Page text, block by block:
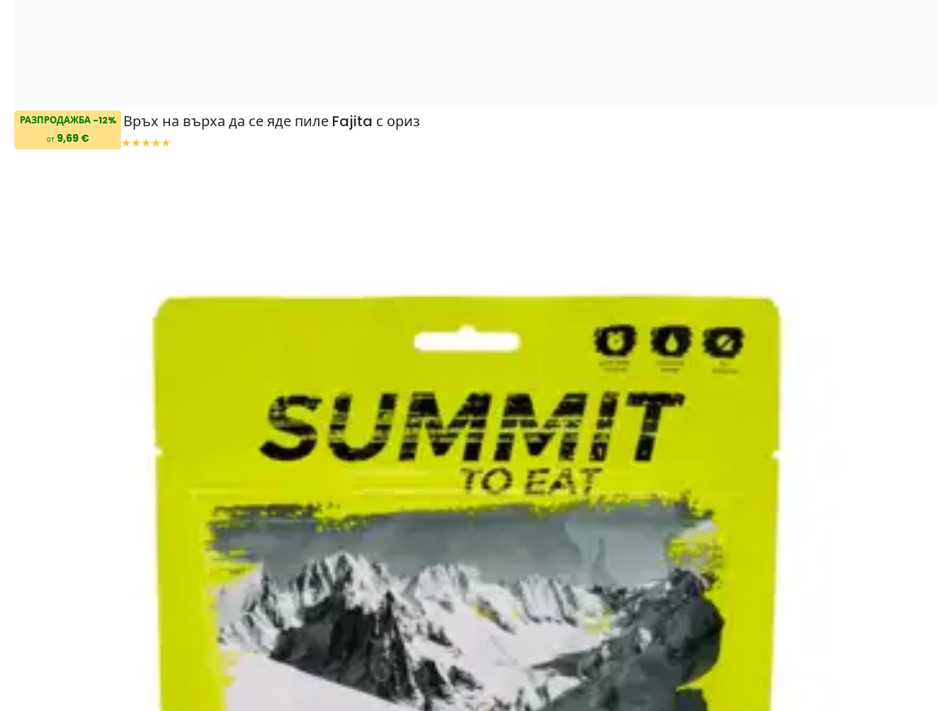
РАЗПРОДАЖБА -12%
от9,69 €
Връх на върха да се яде пиле Fajita с ориз